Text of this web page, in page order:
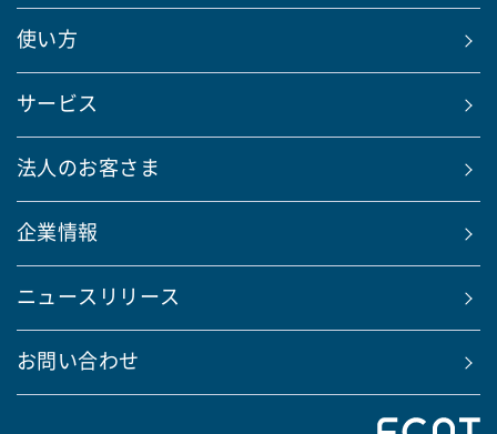
使い方
サービス
法人のお客さま
企業情報
ニュースリリース
お問い合わせ